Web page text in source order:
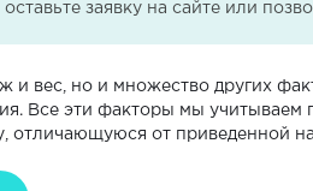
заявку на сайте или
вес, но и множество других
Все эти факторы мы учитываем
отличающуюся от приведенной на